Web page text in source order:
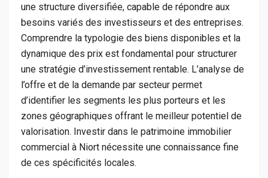
une structure diversifiée, capable de répondre aux
besoins variés des investisseurs et des entreprises.
Comprendre la typologie des biens disponibles et la
dynamique des prix est fondamental pour structurer
une stratégie d’investissement rentable. L’analyse de
l’offre et de la demande par secteur permet
d’identifier les segments les plus porteurs et les
zones géographiques offrant le meilleur potentiel de
valorisation. Investir dans le patrimoine immobilier
commercial à Niort nécessite une connaissance fine
de ces spécificités locales.